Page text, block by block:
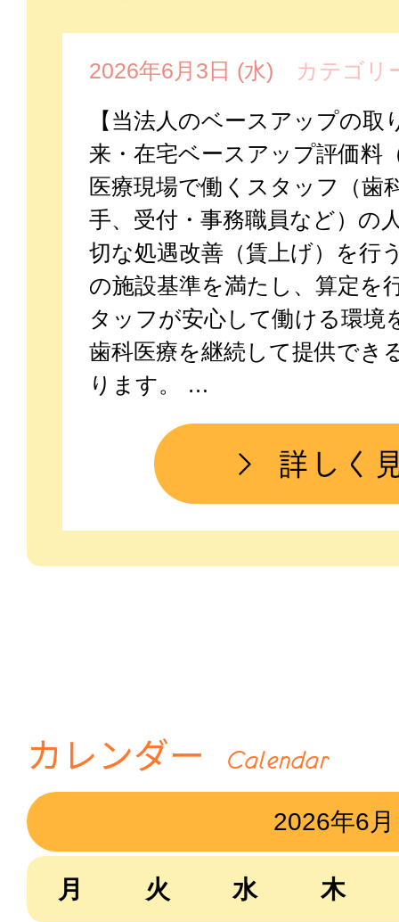
2026年6月3日 (水)
カテゴリ
【当法人のベースアップの取
来・在宅ベースアップ評価料
医療現場で働くスタッフ（歯
手、受付・事務職員など）の
切な処遇改善（賃上げ）を行
の施設基準を満たし、算定を
タッフが安心して働ける環境
歯科医療を継続して提供でき
ります。 …
カレンダー Calendar
2026年6月
月 火 水 木